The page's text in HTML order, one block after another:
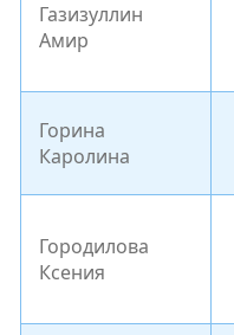
Газизуллин
Амир
Горина
Каролина
Городилова
Ксения